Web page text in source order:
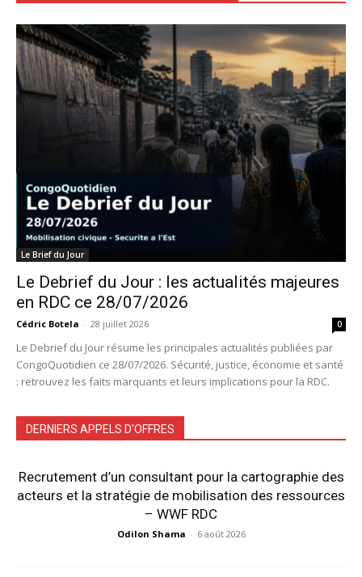
Le Brief du Jour
Le Debrief du Jour : les actualités majeures
en RDC ce 28/07/2026
Cédric Botela - 28 juillet 2026 0
Le Debrief du Jour résume les principales actualités publiées par
CongoQuotidien ce 28/07/2026. Sécurité, justice, économie et santé
: retrouvez les faits marquants et leurs implications pour la RDC.
DERNIERS APPELS D'OFFRES
Recrutement d’un consultant pour la cartographie des
acteurs et la stratégie de mobilisation des ressources
– WWF RDC
Odilon Shama - 6 août 2026